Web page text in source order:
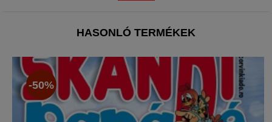
HASONLÓ TERMÉKEK
-50%